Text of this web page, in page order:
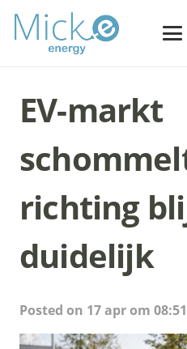
EV-markt
richting
duidelijk
Posted on 17 apr om 08:51